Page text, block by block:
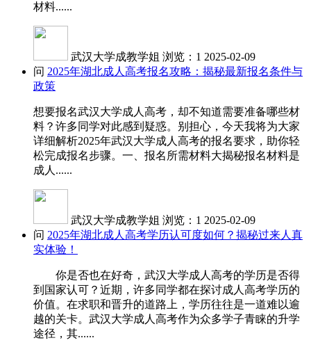
材料......
武汉大学成教学姐 浏览：1 2025-02-09
问 2025年湖北成人高考报名攻略：揭秘最新报名条件与
政策
想要报名武汉大学成人高考，却不知道需要准备哪些材
料？许多同学对此感到疑惑。别担心，今天我将为大家
详细解析2025年武汉大学成人高考的报名要求，助你轻
松完成报名步骤。一、报名所需材料大揭秘报名材料是
成人......
武汉大学成教学姐 浏览：1 2025-02-09
问 2025年湖北成人高考学历认可度如何？揭秘过来人真
实体验！
你是否也在好奇，武汉大学成人高考的学历是否得
到国家认可？近期，许多同学都在探讨成人高考学历的
价值。在求职和晋升的道路上，学历往往是一道难以逾
越的关卡。武汉大学成人高考作为众多学子青睐的升学
途径，其......